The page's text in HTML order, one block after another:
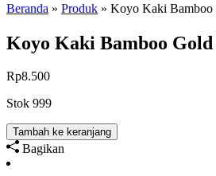
Beranda » Produk » Koyo Kaki Bamboo
Koyo Kaki Bamboo Gold
Rp8.500
Stok 999
Tambah ke keranjang
Bagikan